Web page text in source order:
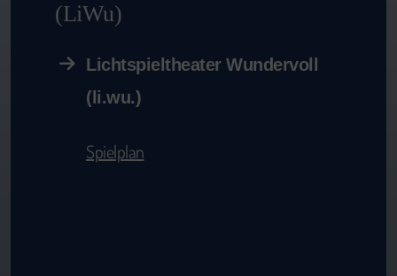
(LiWu)
Lichtspieltheater Wundervoll
(li.wu.)
Spielplan